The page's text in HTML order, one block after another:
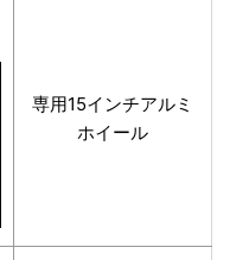
専用15インチアルミ
ホイール